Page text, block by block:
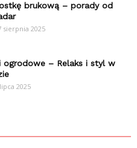
brukową – porady od
sierpnia 2025
ogrodowe – Relaks i styl w
2025